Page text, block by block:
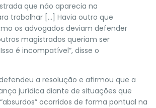
que não aparecia na
trabalhar […] Havia outro que
os advogados deviam defender
magistrados queriam ser
é incompatível”, disse o
a resolução e afirmou que a
jurídica diante de situações que
ocorridos de forma pontual na